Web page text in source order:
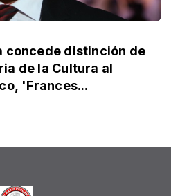
concede distinción de
de la Cultura al
'Frances...